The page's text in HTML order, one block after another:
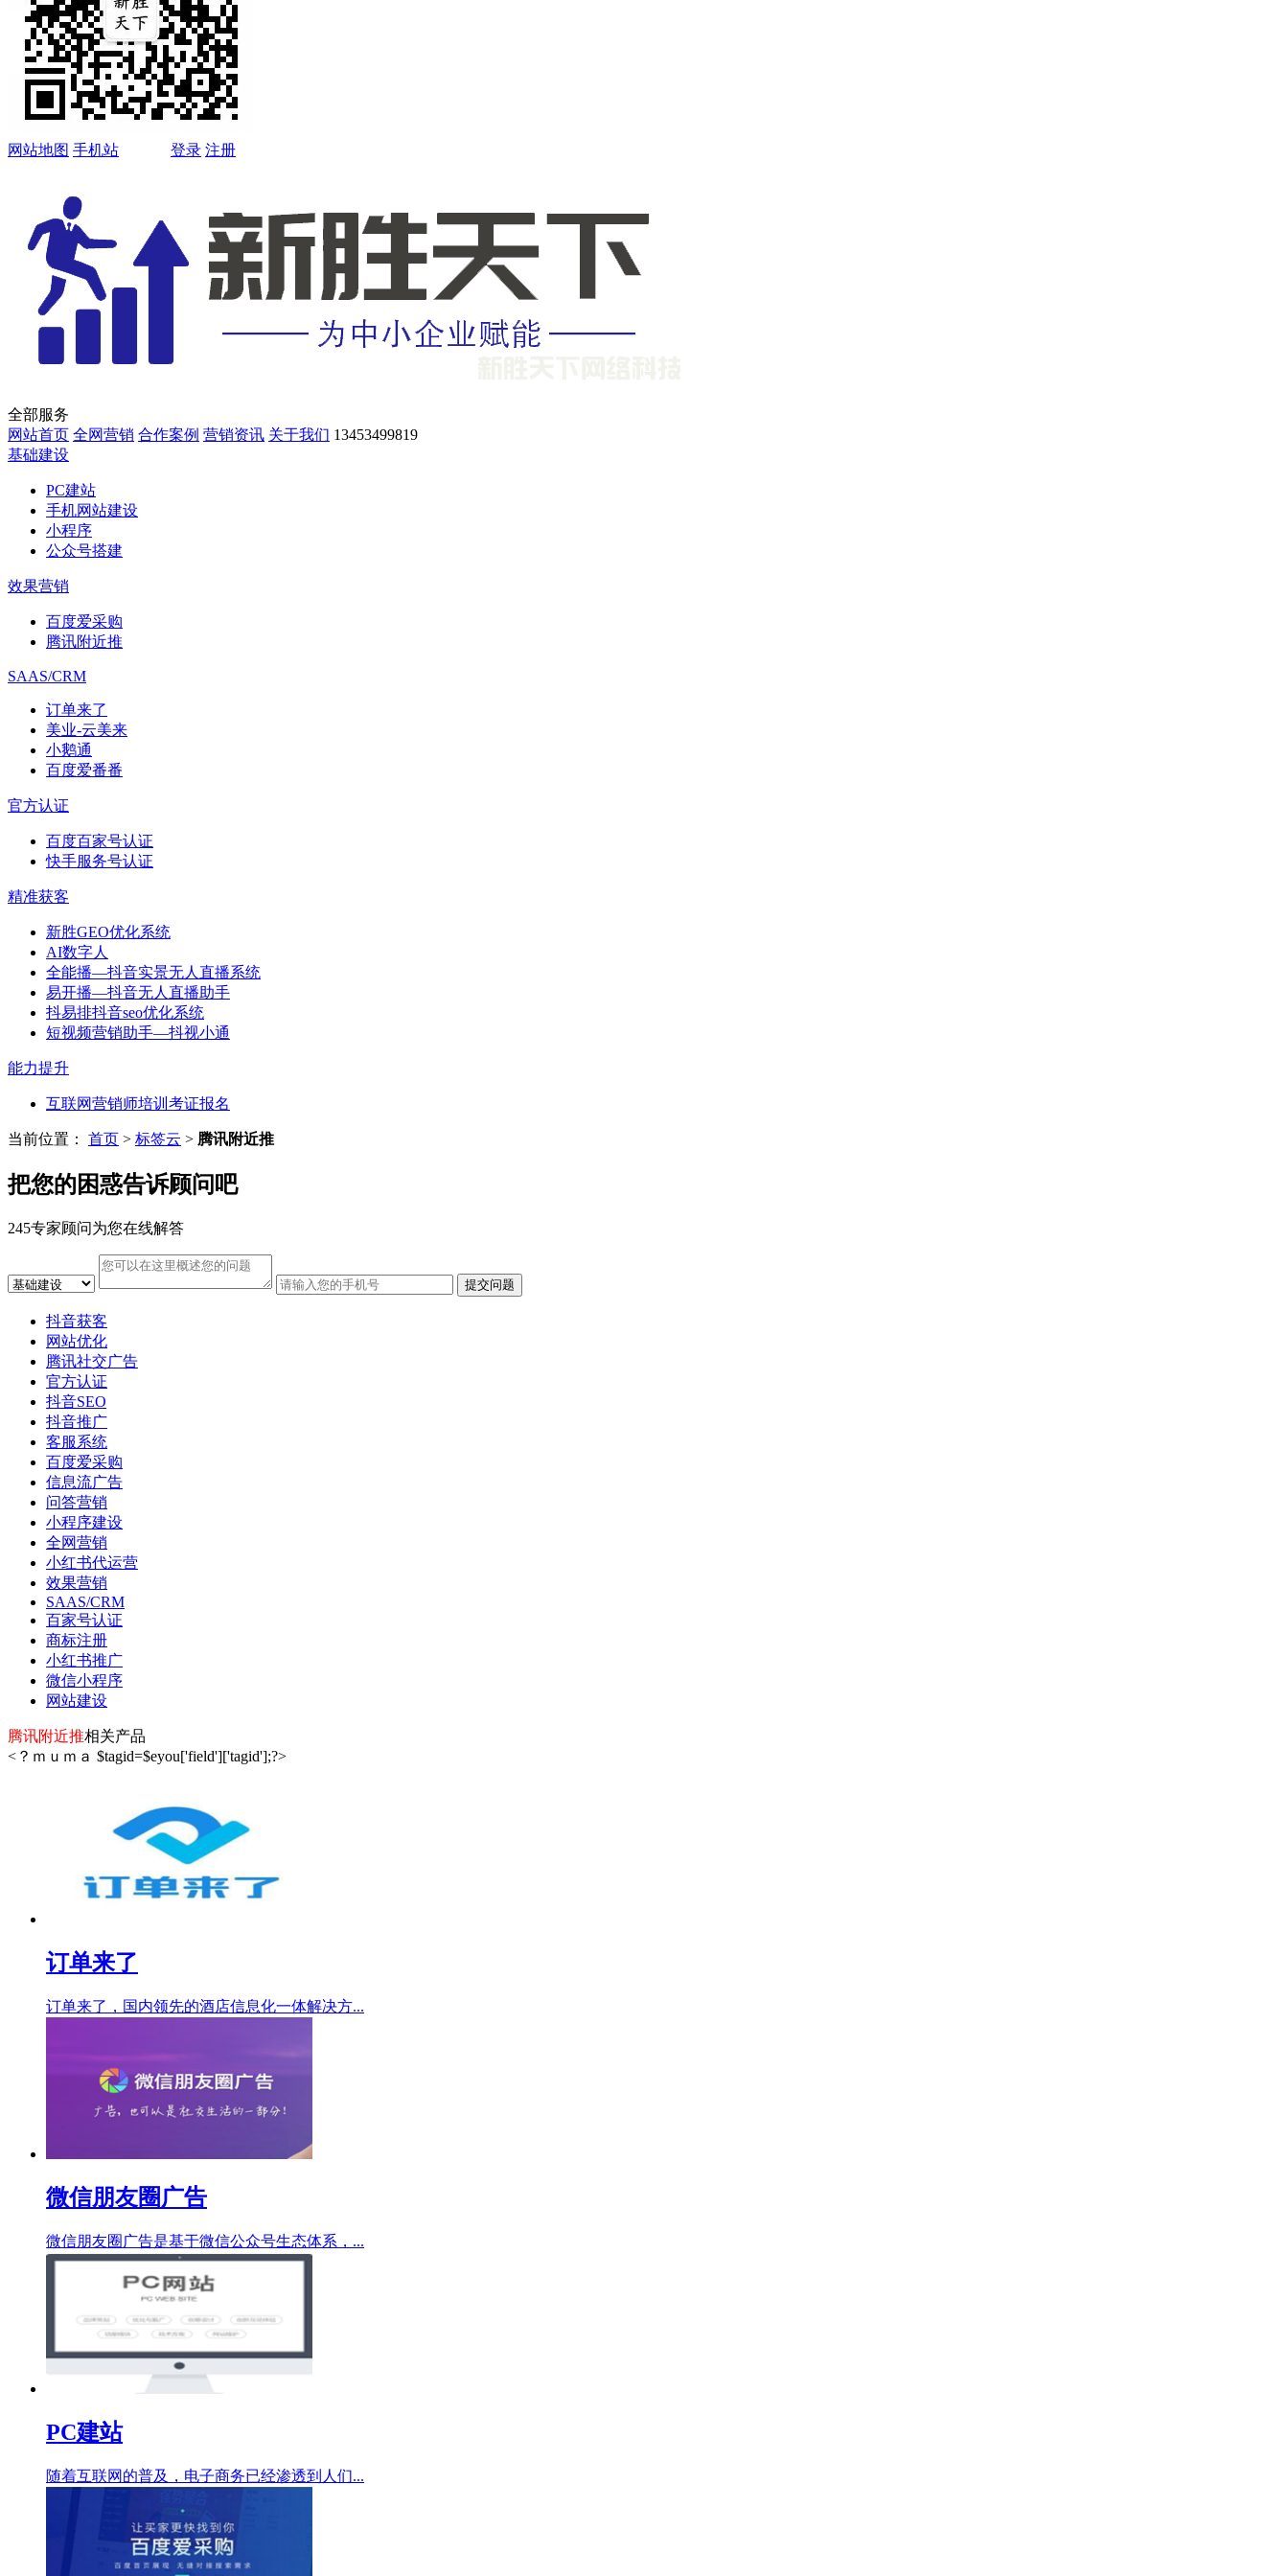
网站地图 手机站 登录 注册
全部服务
网站首页 全网营销 合作案例 营销资讯 关于我们 13453499819
基础建设
PC建站
手机网站建设
小程序
公众号搭建
效果营销
百度爱采购
腾讯附近推
SAAS/CRM
订单来了
美业-云美来
小鹅通
百度爱番番
官方认证
百度百家号认证
快手服务号认证
精准获客
新胜GEO优化系统
AI数字人
全能播—抖音实景无人直播系统
易开播—抖音无人直播助手
抖易排抖音seo优化系统
短视频营销助手—抖视小通
能力提升
互联网营销师培训考证报名
当前位置： 首页 > 标签云 > 腾讯附近推
把您的困惑告诉顾问吧
245专家顾问为您在线解答
抖音获客
网站优化
腾讯社交广告
官方认证
抖音SEO
抖音推广
客服系统
百度爱采购
信息流广告
问答营销
小程序建设
全网营销
小红书代运营
效果营销
SAAS/CRM
百家号认证
商标注册
小红书推广
微信小程序
网站建设
腾讯附近推相关产品
<？ｍｕｍａ $tagid=$eyou['field']['tagid'];?>
订单来了
订单来了，国内领先的酒店信息化一体解决方...
微信朋友圈广告
微信朋友圈广告是基于微信公众号生态体系，...
PC建站
随着互联网的普及，电子商务已经渗透到人们...